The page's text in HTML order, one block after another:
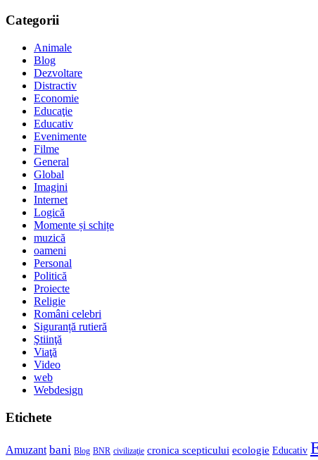
Categorii
Animale
Blog
Dezvoltare
Distractiv
Economie
Educaţie
Educativ
Evenimente
Filme
General
Global
Imagini
Internet
Logică
Momente și schițe
muzică
oameni
Personal
Politică
Proiecte
Religie
Români celebri
Siguranță rutieră
Ştiinţă
Viaţă
Video
web
Webdesign
Etichete
Amuzant bani Blog BNR civilizaţie cronica scepticului ecologie Educativ